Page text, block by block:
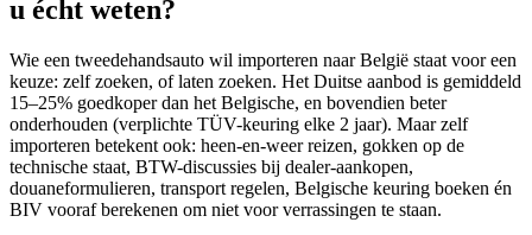
u écht weten?
Wie een tweedehandsauto wil importeren naar België staat voor een
keuze: zelf zoeken, of laten zoeken. Het Duitse aanbod is gemiddeld
15–25% goedkoper dan het Belgische, en bovendien beter
onderhouden (verplichte TÜV-keuring elke 2 jaar). Maar zelf
importeren betekent ook: heen-en-weer reizen, gokken op de
technische staat, BTW-discussies bij dealer-aankopen,
douaneformulieren, transport regelen, Belgische keuring boeken én
BIV vooraf berekenen om niet voor verrassingen te staan.